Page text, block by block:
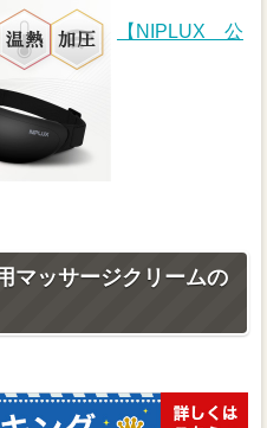
【NIPLUX 公
マッサージクリームの